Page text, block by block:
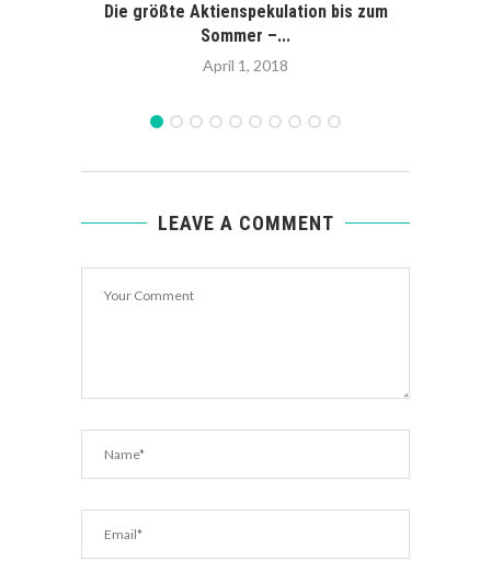
Die größte Aktienspekulation bis zum
Sommer –...
April 1, 2018
LEAVE A COMMENT